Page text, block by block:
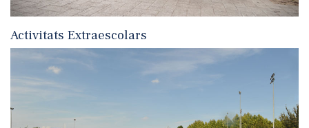
Activitats Extraescolars